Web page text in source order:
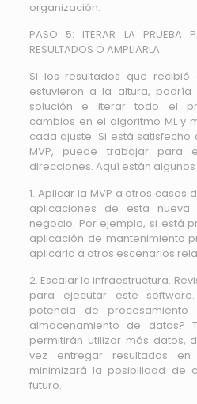
organización.
PASO 5: ITERAR LA PRUEBA
RESULTADOS O AMPLIARLA
Si los resultados que
estuvieron a la altura,
solución e iterar todo el
cambios en el algoritmo ML y
cada ajuste. Si está
MVP, puede trabajar para
direcciones. Aquí están
1. Aplicar la MVP a otros casos
aplicaciones de esta
negocio. Por ejemplo, si está
aplicación de mantenimiento
aplicarla a otros escenarios
2. Escalar la infraestructura.
para ejecutar este
potencia de
almacenamiento de datos?
permitirán utilizar más datos,
vez entregar resultados
minimizará la posibilidad de
futuro.